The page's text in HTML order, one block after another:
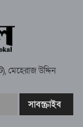
সাবেক ভাইস
মেহেরাজ উদ্দিন